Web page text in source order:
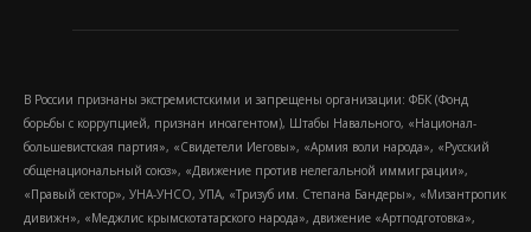
В России признаны экстремистскими и запрещены организации: ФБК (Фонд
борьбы с коррупцией, признан иноагентом), Штабы Навального, «Национал-
большевистская партия», «Свидетели Иеговы», «Армия воли народа», «Русский
общенациональный союз», «Движение против нелегальной иммиграции»,
«Правый сектор», УНА-УНСО, УПА, «Тризуб им. Степана Бандеры», «Мизантропик
дивижн», «Меджлис крымскотатарского народа», движение «Артподготовка»,